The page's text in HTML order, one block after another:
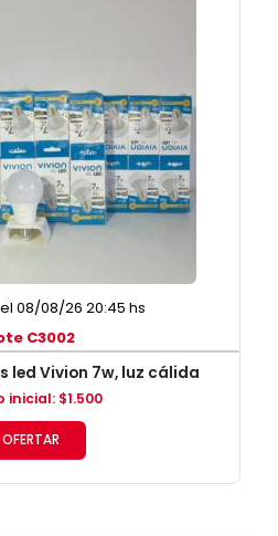
08/08/26 20:45 hs
C3002
led Vivion 7w, luz cálida
inicial: $1.500
OFERTAR